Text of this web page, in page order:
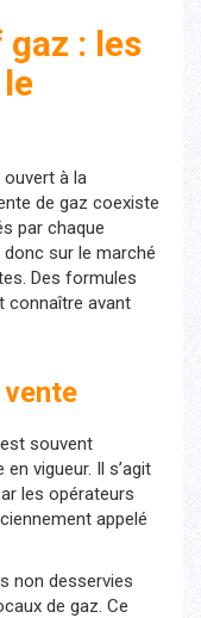
: les
ouvert à la
de gaz coexiste
par chaque
sur le marché
Des formules
connaître avant
souvent
vigueur. Il s’agit
les opérateurs
appelé
non desservies
de gaz. Ce